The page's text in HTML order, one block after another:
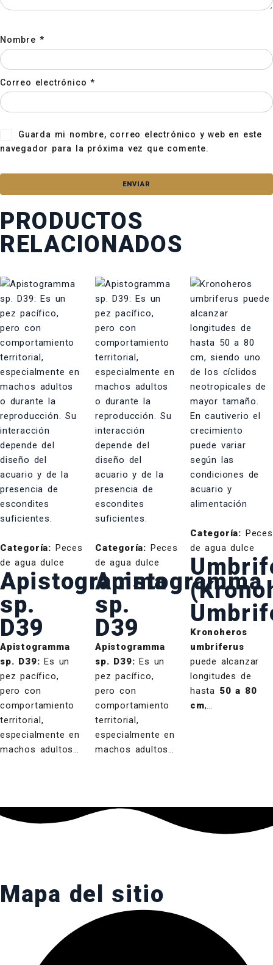
Nombre *
Correo electrónico*
Guarda mi nombre, correo electrónico y web en este
navegador para la próxima vez que comente.
PRODUCTOS
RELACIONADOS
Categoría: Peces
de agua dulce
Apistogramma
sp.
D39
Apistogramma
sp. D39:Es un
pez pacífico,
pero con
comportamiento
territorial,
especialmente en
machos adultos…
Categoría: Peces
de agua dulce
Apistogramma
sp.
D39
Apistogramma
sp. D39:Es un
pez pacífico,
pero con
comportamiento
territorial,
especialmente en
machos adultos…
Categoría: Peces
de agua dulce
Kronoheros
umbriferus
puede alcanzar
longitudes de
hasta 50 a 80
cm,…
Mapa del sitio